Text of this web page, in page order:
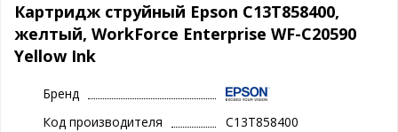
Картридж струйный Epson C13T858400,
желтый, WorkForce Enterprise WF-C20590
Yellow Ink
Бренд
Код производителя
C13T858400